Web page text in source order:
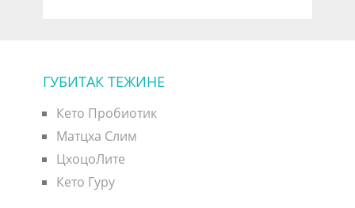
ГУБИТАК ТЕЖИНЕ
Кето Пробиотик
Матцха Слим
ЦхоцоЛите
Кето Гуру